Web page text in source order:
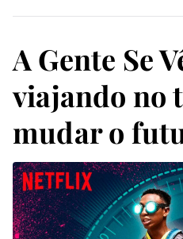
A Gente Se
viajando no
mudar o